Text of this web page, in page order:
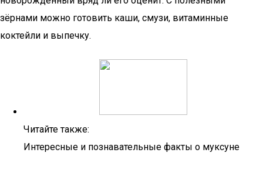
зёрнами можно готовить каши, смузи, витаминные
коктейли и выпечку.
Читайте также:
Интересные и познавательные факты о муксуне